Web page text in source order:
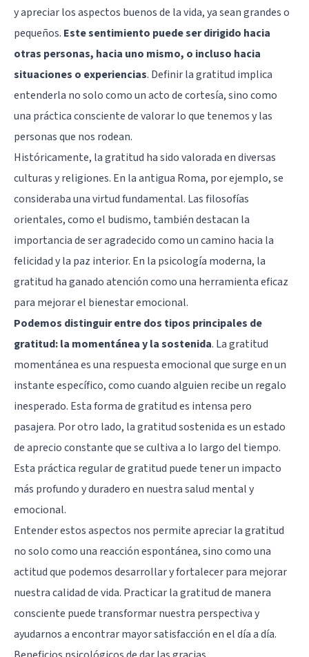
y apreciar los aspectos buenos de la vida, ya sean grandes o
pequeños. Este sentimiento puede ser dirigido hacia
otras personas, hacia uno mismo, o incluso hacia
situaciones o experiencias. Definir la gratitud implica
entenderla no solo como un acto de cortesía, sino como
una práctica consciente de valorar lo que tenemos y las
personas que nos rodean.
Históricamente, la gratitud ha sido valorada en diversas
culturas y religiones. En la antigua Roma, por ejemplo, se
consideraba una virtud fundamental. Las filosofías
orientales, como el budismo, también destacan la
importancia de ser agradecido como un camino hacia la
felicidad y la paz interior. En la psicología moderna, la
gratitud ha ganado atención como una herramienta eficaz
para mejorar el bienestar emocional.
Podemos distinguir entre dos tipos principales de
gratitud: la momentánea y la sostenida. La gratitud
momentánea es una respuesta emocional que surge en un
instante específico, como cuando alguien recibe un regalo
inesperado. Esta forma de gratitud es intensa pero
pasajera. Por otro lado, la gratitud sostenida es un estado
de aprecio constante que se cultiva a lo largo del tiempo.
Esta práctica regular de gratitud puede tener un impacto
más profundo y duradero en nuestra salud mental y
emocional.
Entender estos aspectos nos permite apreciar la gratitud
no solo como una reacción espontánea, sino como una
actitud que podemos desarrollar y fortalecer para mejorar
nuestra calidad de vida. Practicar la gratitud de manera
consciente puede transformar nuestra perspectiva y
ayudarnos a encontrar mayor satisfacción en el día a día.